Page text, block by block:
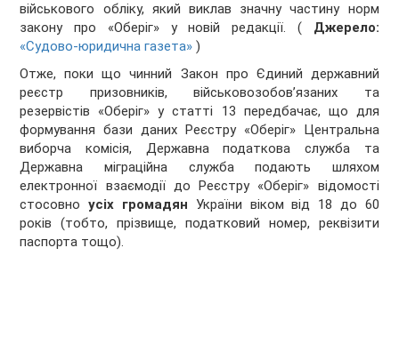
військового обліку, який виклав значну частину норм
закону про «Оберіг» у новій редакції. ( Джерело:
«Судово-юридична газета» )
Отже, поки що чинний Закон про Єдиний державний
реєстр призовників, військовозобов’язаних та
резервістів «Оберіг» у статті 13 передбачає, що для
формування бази даних Реєстру «Оберіг» Центральна
виборча комісія, Державна податкова служба та
Державна міграційна служба подають шляхом
електронної взаємодії до Реєстру «Оберіг» відомості
стосовноусіх громадян України віком від 18 до 60
років (тобто, прізвище, податковий номер, реквізити
паспорта тощо).